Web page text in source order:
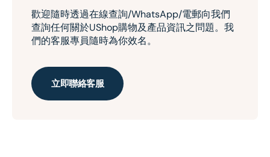
歡迎隨時透過在線查詢/WhatsApp/電郵向我們
查詢任何關於UShop購物及產品資訊之問題。我
們的客服專員隨時為你效名。
立即聯絡客服